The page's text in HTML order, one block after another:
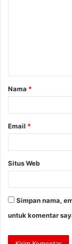
a
r
Nama *
Email *
Situs Web
Simpan nama,
untuk komentar